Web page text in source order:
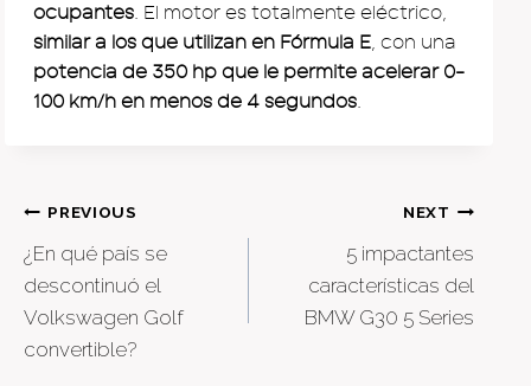
ocupantes. El motor es totalmente eléctrico,
similar a los que utilizan en Fórmula E, con una
potencia de 350 hp que le permite acelerar 0-
100 km/h en menos de 4 segundos.
Post
navigation
PREVIOUS
¿En qué país se
descontinuó el
Volkswagen Golf
convertible?
NEXT
5 impactantes
características del
BMW G30 5 Series